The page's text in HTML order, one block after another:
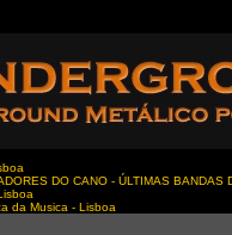
DO CANO - ÚLTIMAS BANDAS
da Musica - Lisboa